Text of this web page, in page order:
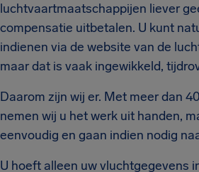
luchtvaartmaatschappijen liever
compensatie uitbetalen. U kunt
indienen via de website van de
maar dat is vaak ingewikkeld,
Daarom zijn wij er. Met meer dan
nemen wij u het werk uit handen,
eenvoudig en gaan indien nodig
U hoeft alleen uw vluchtgegevens